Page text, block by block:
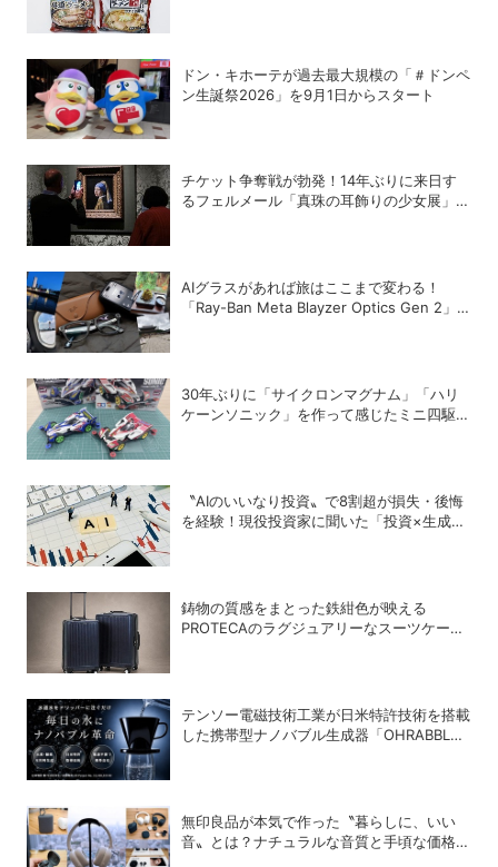
ドン・キホーテが過去最大規模の「＃ドンペ
ン生誕祭2026」を9月1日からスタート
チケット争奪戦が勃発！14年ぶりに来日す
るフェルメール「真珠の耳飾りの少女展」の
AIグラスがあれば旅はここまで変わる！
「Ray-Ban Meta Blayzer Optics Gen 2」
30年ぶりに「サイクロンマグナム」「ハリ
ケーンソニック」を作って感じたミニ四駆の
〝AIのいいなり投資〟で8割超が損失・後悔
を経験！現役投資家に聞いた「投資×生成
鋳物の質感をまとった鉄紺色が映える
PROTECAのラグジュアリーなスーツケース
テンソー電磁技術工業が日米特許技術を搭載
した携帯型ナノバブル生成器「OHRABBLE
無印良品が本気で作った〝暮らしに、いい
音〟とは？ナチュラルな音質と手頃な価格を